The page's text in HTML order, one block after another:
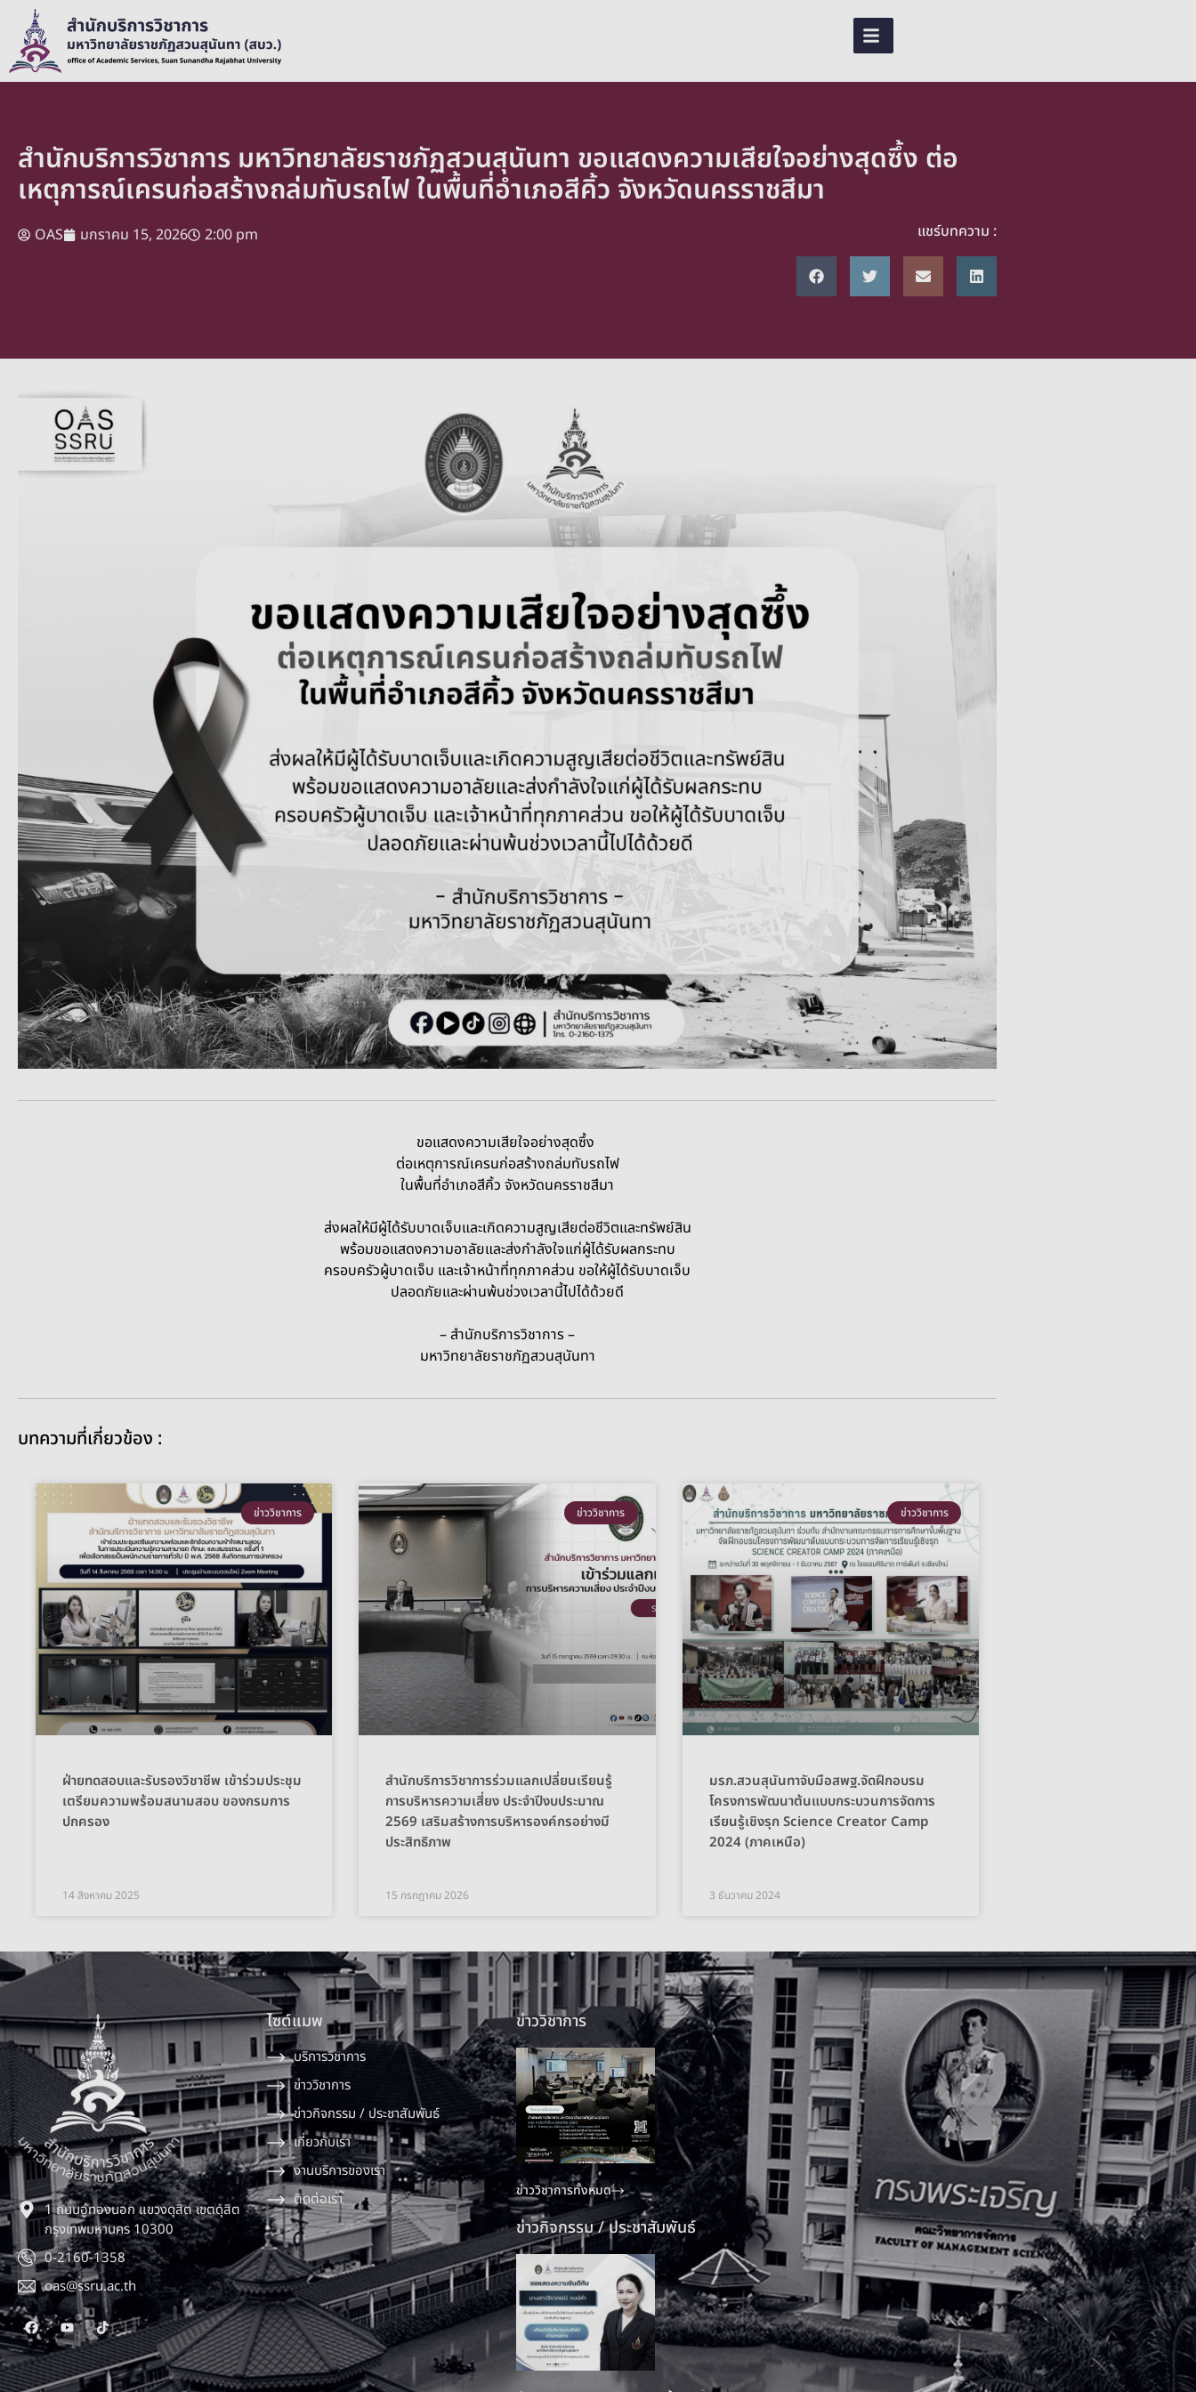
สำนักบริการวิชาการ มหาวิทยาลัยราชภัฏสวนสุนันทา ขอแสดงความเสียใจอย่างสุดซึ้ง ต่อ
เหตุการณ์เครนก่อสร้างถล่มทับรถไฟ ในพื้นที่อำเภอสีคิ้ว จังหวัดนครราชสีมา
OAS มกราคม 15, 2026 2:00 pm แชร์บทความ :
ขอแสดงความเสียใจอย่างสุดซึ้ง
ต่อเหตุการณ์เครนก่อสร้างถล่มทับรถไฟ
ในพื้นที่อำเภอสีคิ้ว จังหวัดนครราชสีมา
ส่งผลให้มีผู้ได้รับบาดเจ็บและเกิดความสูญเสียต่อชีวิตและทรัพย์สิน
พร้อมขอแสดงความอาลัยและส่งกำลังใจแก่ผู้ได้รับผลกระทบ
ครอบครัวผู้บาดเจ็บ และเจ้าหน้าที่ทุกภาคส่วน ขอให้ผู้ได้รับบาดเจ็บ
ปลอดภัยและผ่านพ้นช่วงเวลานี้ไปได้ด้วยดี
– สำนักบริการวิชาการ –
มหาวิทยาลัยราชภัฏสวนสุนันทา
บทความที่เกี่ยวข้อง :
ข่าววิชาการ
ฝ่ายทดสอบและรับรองวิชาชีพ เข้าร่วมประชุม
เตรียมความพร้อมสนามสอบ ของกรมการ
ปกครอง
14 สิงหาคม 2025
ข่าววิชาการ
สำนักบริการวิชาการร่วมแลกเปลี่ยนเรียนรู้
การบริหารความเสี่ยง ประจำปีงบประมาณ
2569 เสริมสร้างการบริหารองค์กรอย่างมี
ประสิทธิภาพ
15 กรกฎาคม 2026
ข่าววิชาการ
มรภ.สวนสุนันทาจับมือสพฐ.จัดฝึกอบรม
โครงการพัฒนาต้นแบบกระบวนการจัดการ
เรียนรู้เชิงรุก Science Creator Camp
2024 (ภาคเหนือ)
3 ธันวาคม 2024
1 ถนนอู่ทองนอก แขวงดุสิต เขตดุสิต
กรุงเทพมหานคร 10300
0-2160-1358
oas@ssru.ac.th
ไซต์แมพ
บริการวิชาการ
ข่าววิชาการ
ข่าวกิจกรรม / ประชาสัมพันธ์
เกี่ยวกับเรา
งานบริการของเรา
ติดต่อเรา
ข่าววิชาการ
ข่าววิชาการทั้งหมด
ข่าวกิจกรรม / ประชาสัมพันธ์